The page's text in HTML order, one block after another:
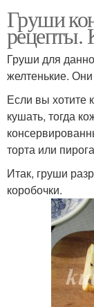
Груши
рецепты.
Груши для
желтенькие.
Если вы хотите
кушать, тогда
торта или
Итак, груши
коробочки.